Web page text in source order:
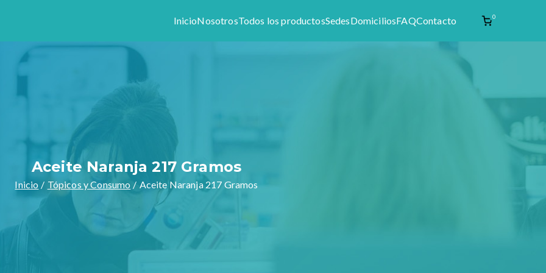
1944, somos especialistas en preparar formulas magistrales y venta de materia prima como productos naturales,
productos y servicios.
InicioNosotrosTodos los productosSedesDomiciliosFAQContacto 0
Aceite Naranja 217 Gramos
Inicio Tópicos y Consumo Aceite Naranja 217 Gramos